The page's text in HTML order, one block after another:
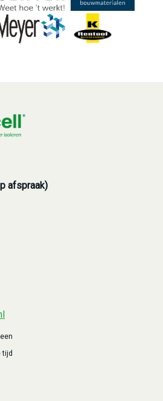
afspraak)
tijd